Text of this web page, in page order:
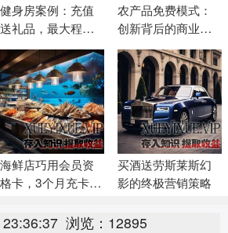
健身房案例：充值
送礼品，最大程度
吸引顾客办卡
农产品免费模式：
创新背后的商业智
慧
海鲜店巧用会员资
格卡，3个月充卡
买酒送劳斯莱斯幻
影的终极营销策略
浏览：12895